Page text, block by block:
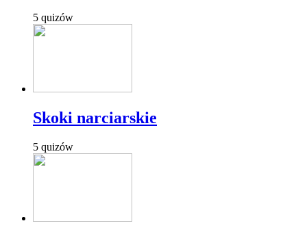
5 quizów
Skoki narciarskie
5 quizów